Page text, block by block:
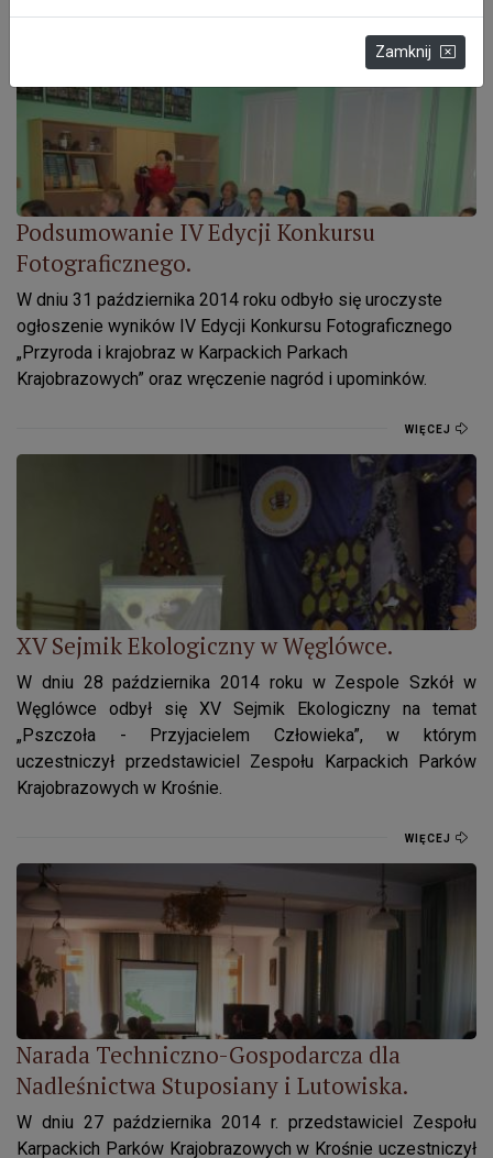
WIĘCEJ
Podsumowanie IV Edycji Konkursu Fotograficznego.
Podsumowanie IV Edycji Konkursu
Fotograficznego.
W dniu 31 października 2014 roku odbyło się uroczyste
ogłoszenie wyników IV Edycji Konkursu Fotograficznego
„Przyroda i krajobraz w Karpackich Parkach
Krajobrazowych” oraz wręczenie nagród i upominków.
WIĘCEJ
XV Sejmik Ekologiczny w Węglówce.
XV Sejmik Ekologiczny w Węglówce.
W dniu 28 października 2014 roku w Zespole Szkół w
Węglówce odbył się XV Sejmik Ekologiczny na temat
„Pszczoła - Przyjacielem Człowieka”, w którym
uczestniczył przedstawiciel Zespołu Karpackich Parków
Krajobrazowych w Krośnie.
WIĘCEJ
Narada Techniczno-Gospodarcza dla Nadleśnictwa
Narada Techniczno-Gospodarcza dla
Nadleśnictwa Stuposiany i Lutowiska.
W dniu 27 października 2014 r. przedstawiciel Zespołu
Karpackich Parków Krajobrazowych w Krośnie uczestniczył
Zamknij